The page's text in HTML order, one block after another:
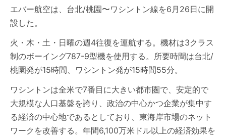
エバー航空は、台北/桃園〜ワシントン線を6月26日に開
設した。
火・木・土・日曜の週4往復を運航する。機材は3クラス
制のボーイング787-9型機を使用する。所要時間は台北/
桃園発が15時間、ワシントン発が15時間55分。
ワシントンは全米で7番目に大きい都市圏で、安定的で
大規模な人口基盤を誇り、政治の中心かつ企業が集中す
る経済の中心地であるとしており、東海岸市場のネット
ワークを改善する。年間6,100万米ドル以上の経済効果を